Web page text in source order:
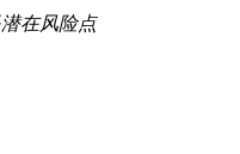
在风险点